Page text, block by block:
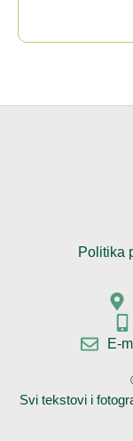
Politika
E-
Svi tekstovi i